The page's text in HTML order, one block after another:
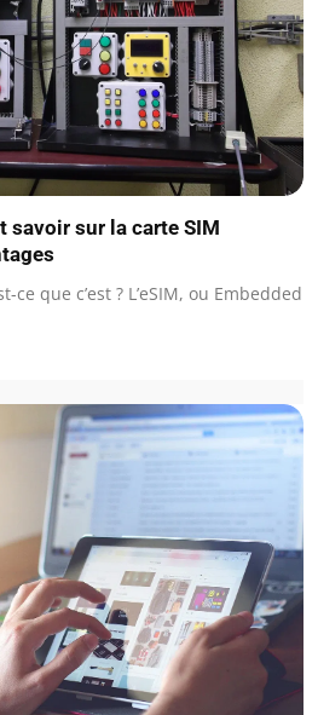
savoir sur la carte SIM
ce que c’est ? L’eSIM, ou Embedded